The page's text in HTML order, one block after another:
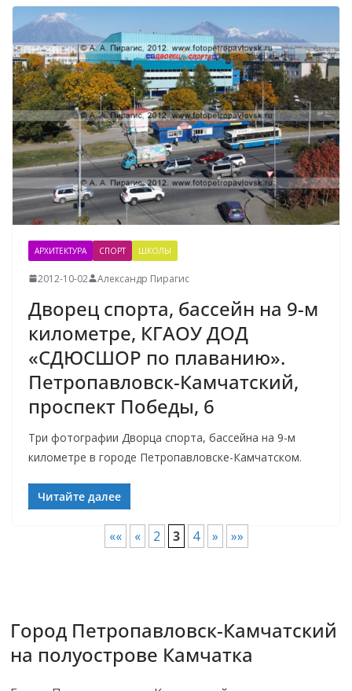
АРХИТЕКТУРА СПОРТ ШКОЛЫ
2012-10-02 Александр Пирагис
Дворец спорта, бассейн на 9-м
километре, КГАОУ ДОД
«СДЮСШОР по плаванию».
Петропавловск-Камчатский,
проспект Победы, 6
Три фотографии Дворца спорта, бассейна на 9-м
километре в городе Петропавловске-Камчатском.
Читайте далее
«« « 2 3 4 » »»
Город Петропавловск-Камчатский
на полуострове Камчатка